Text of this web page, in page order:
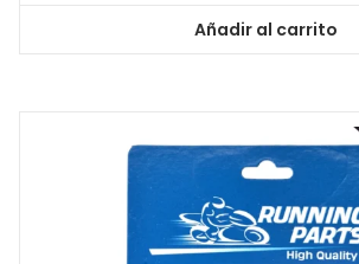
Añadir al carrito